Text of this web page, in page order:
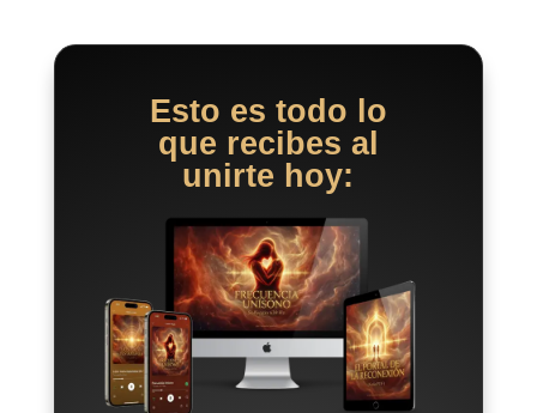
Esto es todo lo
que recibes al
unirte hoy: